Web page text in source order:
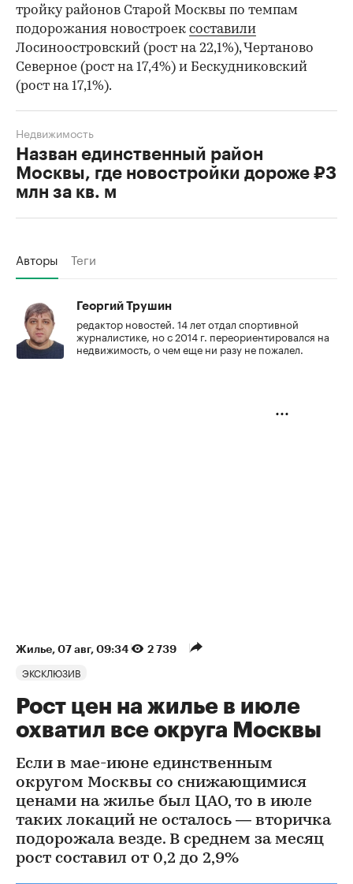
тройку районов Старой Москвы по темпам
подорожания новостроек составили
Лосиноостровский (рост на 22,1%), Чертаново
Северное (рост на 17,4%) и Бескудниковский
(рост на 17,1%).
Назван единственный район
Москвы, где новостройки дороже ₽3
млн за кв. м
Недвижимость
Авторы Теги
Георгий Трушин
редактор новостей. 14 лет отдал спортивной
журналистике, но с 2014 г. переориентировался на
недвижимость, о чем еще ни разу не пожалел.
Жилье⁠, 07 авг, 09:34 2 739
ЭКСКЛЮЗИВ
Рост цен на жилье в июле
охватил все округа Москвы
Если в мае-июне единственным
округом Москвы со снижающимися
ценами на жилье был ЦАО, то в июле
таких локаций не осталось — вторичка
подорожала везде. В среднем за месяц
рост составил от 0,2 до 2,9%